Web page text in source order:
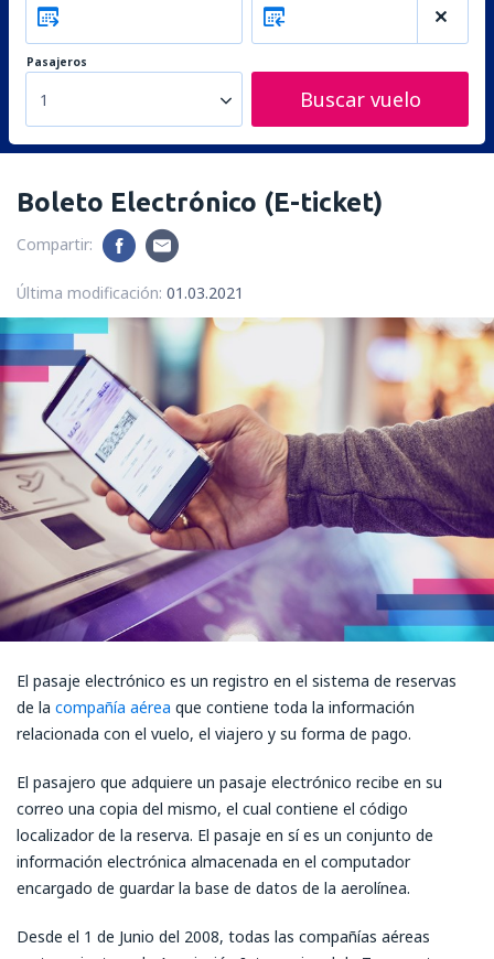
Pasajeros
1 Buscar vuelo
Boleto Electrónico (E-ticket)
Compartir:
Última modificación: 01.03.2021
El pasaje electrónico es un registro en el sistema de reservas
de la compañía aérea que contiene toda la información
relacionada con el vuelo, el viajero y su forma de pago.
El pasajero que adquiere un pasaje electrónico recibe en su
correo una copia del mismo, el cual contiene el código
localizador de la reserva. El pasaje en sí es un conjunto de
información electrónica almacenada en el computador
encargado de guardar la base de datos de la aerolínea.
Desde el 1 de Junio del 2008, todas las compañías aéreas